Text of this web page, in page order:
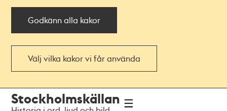
Godkänn alla kakor
Välj vilka kakor vi får använda
navigationen
huvudinnehållet
Stockholmskällan